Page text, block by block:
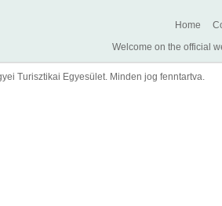
Home
Welcome on the official
Turisztikai Egyesület. Minden jog fenntartva.